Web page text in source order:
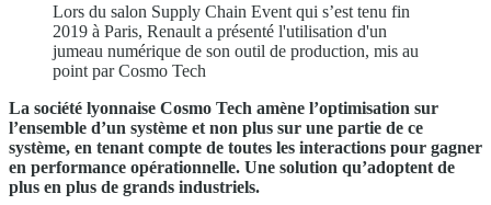
Lors du salon Supply Chain Event qui s’est tenu fin
2019 à Paris, Renault a présenté l'utilisation d'un
jumeau numérique de son outil de production, mis au
point par Cosmo Tech
La société lyonnaise Cosmo Tech amène l’optimisation sur
l’ensemble d’un système et non plus sur une partie de ce
système, en tenant compte de toutes les interactions pour gagner
en performance opérationnelle. Une solution qu’adoptent de
plus en plus de grands industriels.